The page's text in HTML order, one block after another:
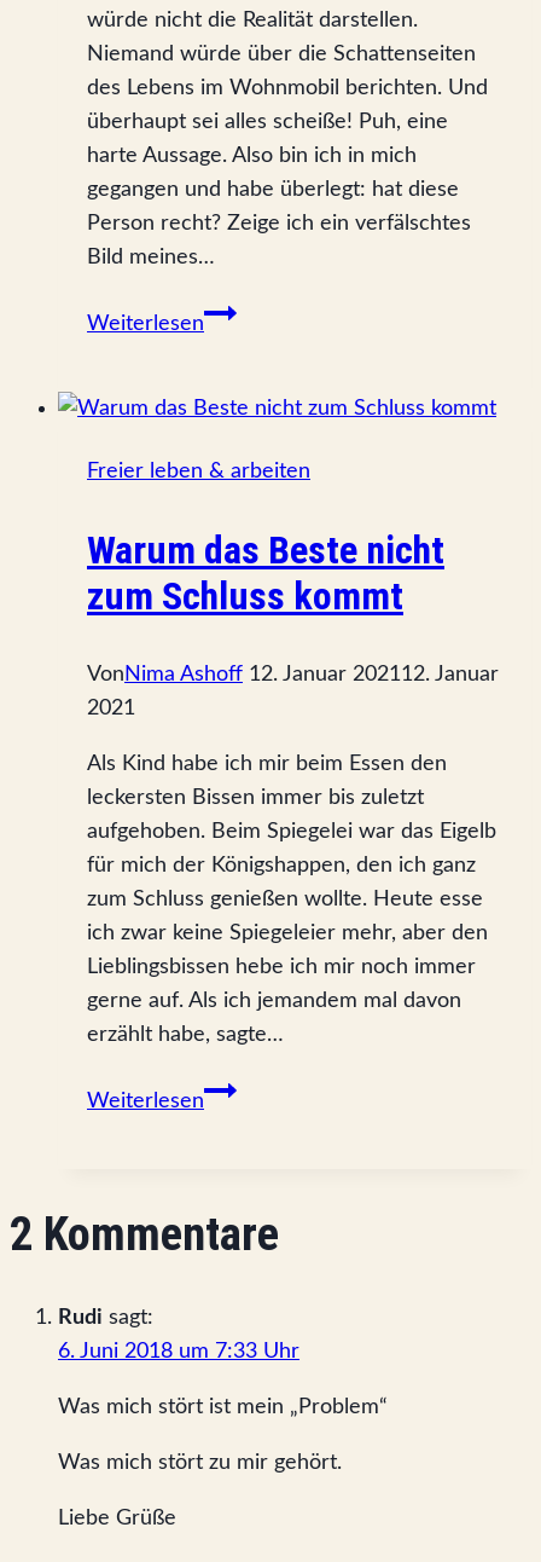
würde nicht die Realität darstellen.
Niemand würde über die Schattenseiten
des Lebens im Wohnmobil berichten. Und
überhaupt sei alles scheiße! Puh, eine
harte Aussage. Also bin ich in mich
gegangen und habe überlegt: hat diese
Person recht? Zeige ich ein verfälschtes
Bild meines…
Weiterlesen
Ein
am
Freier leben & arbeiten
Warum das Beste nicht
zum Schluss kommt
Von Nima Ashoff 12. Januar 202112. Januar
2021
Als Kind habe ich mir beim Essen den
leckersten Bissen immer bis zuletzt
aufgehoben. Beim Spiegelei war das Eigelb
für mich der Königshappen, den ich ganz
zum Schluss genießen wollte. Heute esse
ich zwar keine Spiegeleier mehr, aber den
Lieblingsbissen hebe ich mir noch immer
gerne auf. Als ich jemandem mal davon
erzählt habe, sagte…
Weiterlesen
Warum
zum
2 Kommentare
Rudi sagt:
6. Juni 2018 um 7:33 Uhr
Was mich stört ist mein „Problem“
Was mich stört zu mir gehört.
Liebe Grüße